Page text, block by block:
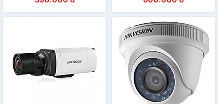
Dây Siêu Nét - Hàng nhập
khẩu